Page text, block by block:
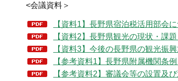
<会議資料＞
【資料1】長野県宿泊税活用部会
【資料2】長野県観光の現状・課
【資料3】今後の長野県の観光振
【参考資料1】長野県附属機関条
【参考資料2】審議会等の設置及